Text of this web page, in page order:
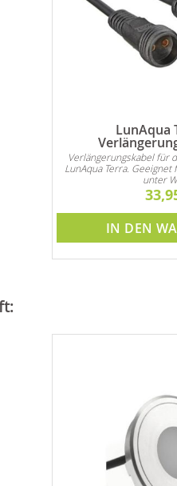
LunAqua
Verlängerungskabel für
LunAqua Terra.
unter
IN DEN